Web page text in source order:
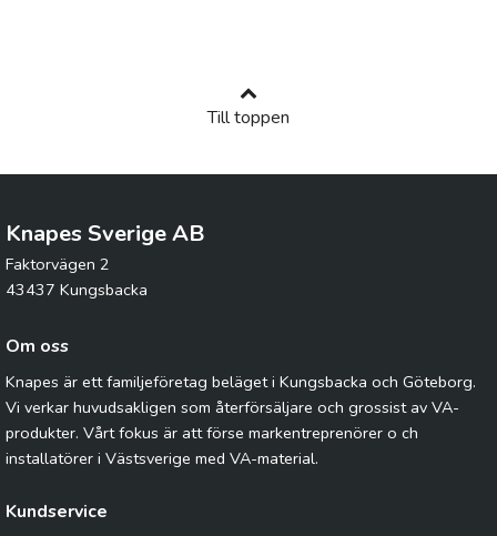
Till toppen
Knapes Sverige AB
Faktorvägen 2
43437 Kungsbacka
Om oss
Knapes är ett familjeföretag beläget i Kungsbacka och Göteborg.
Vi verkar huvudsakligen som återförsäljare och grossist av VA-
produkter. Vårt fokus är att förse markentreprenörer o ch
installatörer i Västsverige med VA-material.
Kundservice